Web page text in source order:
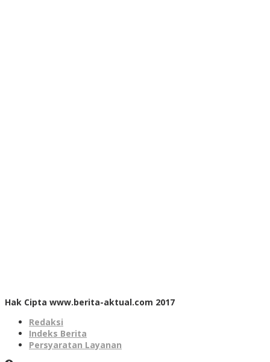
Hak Cipta www.berita-aktual.com 2017
Redaksi
Indeks Berita
Persyaratan Layanan